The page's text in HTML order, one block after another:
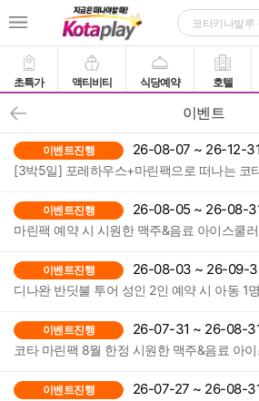
초특가 액티비티 식당예약 호텔
이벤트
이벤트진행 26-08-07 ~ 26-12-31
[3박5일] 포레하우스+마린팩으로 떠나는 코
이벤트진행 26-08-05 ~ 26-08-
마린팩 예약 시 시원한 맥주&음료 아이스쿨
이벤트진행 26-08-03 ~ 26-09-
디나완 반딧불 투어 성인 2인 예약 시 아동 1
이벤트진행 26-07-31 ~ 26-08-
코타 마린팩 8월 한정 시원한 맥주&음료 아
이벤트진행 26-07-27 ~ 26-08-